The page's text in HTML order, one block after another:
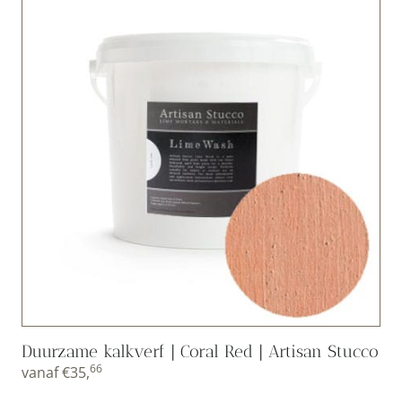
Duurzame kalkverf | Coral Red | Artisan Stucco
vanaf€35,66